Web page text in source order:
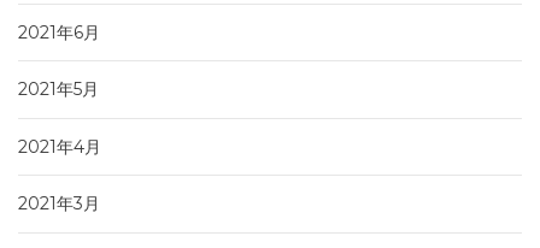
2021年6月
2021年5月
2021年4月
2021年3月